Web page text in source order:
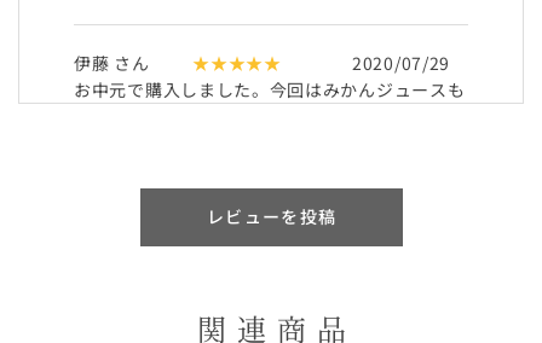
伊藤 さん ★★★★★
2020/07/29
お中元で購入しました。今回はみかんジュースも
味しいです!
す。どのジュースも野菜本来の旨味をかんじるこ
レビューを投稿
関連商品